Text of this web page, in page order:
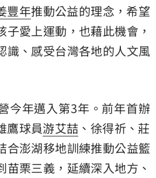
豐年推動公益的理念，希望
子愛上運動，也藉此機會，
識、感受台灣各地的人文風
今年邁入第3年。前年首辦
鷹球員游艾喆 、徐得祈、 莊
合澎湖移地訓練推動公益籃
苗栗三義，延續深入地方、